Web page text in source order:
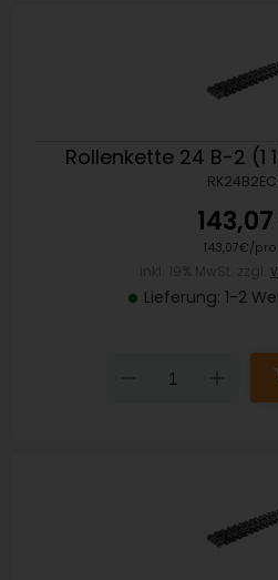
Rollenkette 24 B-2 (1
143,07€/
Lieferung: 1-2
Down